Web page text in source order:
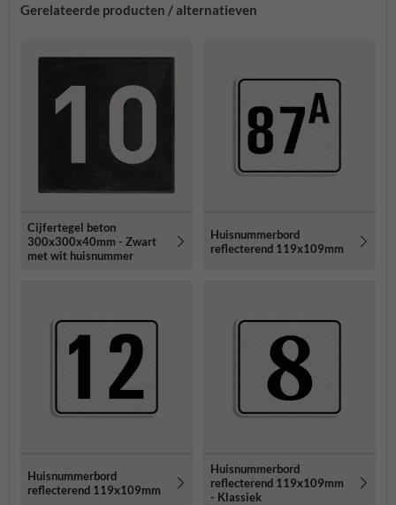
Gerelateerde producten / alternatieven
Cijfertegel beton
300x300x40mm - Zwart
met wit huisnummer
Huisnummerbord
reflecterend 119x109mm
Huisnummerbord
reflecterend 119x109mm
Huisnummerbord
reflecterend 119x109mm
- Klassiek